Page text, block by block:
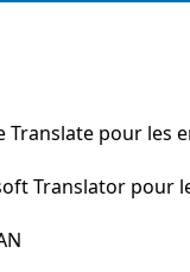
Translate pour les
Translator pour